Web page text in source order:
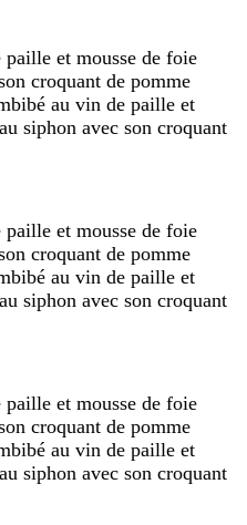
et mousse de foie
croquant de pomme
au vin de paille et
siphon avec son croquant
et mousse de foie
croquant de pomme
au vin de paille et
siphon avec son croquant
et mousse de foie
croquant de pomme
au vin de paille et
siphon avec son croquant